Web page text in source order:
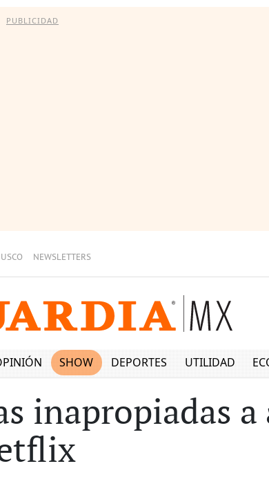
PUBLICIDAD
NEWSLETTERS
SHOW DEPORTES UTILIDAD
inapropiadas a